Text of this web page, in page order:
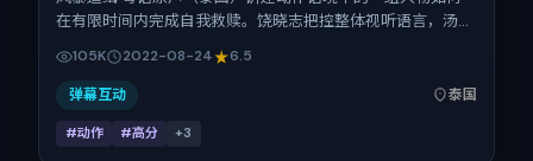
在有限时间内完成自我救赎。饶晓志把控整体视听语言，汤姆
片定于 2022-08-24 起陆续登陆院线与网络平台，暑期档公
映，片长151分钟。
105K 2022-08-24 6.5
弹幕互动 泰国
#动作 #高分 +3